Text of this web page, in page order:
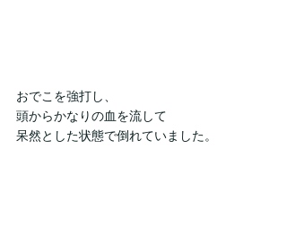
おでこを強打し、
頭からかなりの血を流して
呆然とした状態で倒れていました。